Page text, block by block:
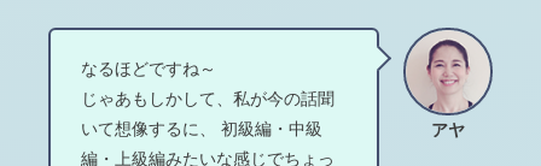
アヤ
なるほどですね～
じゃあもしかして、私が今の話聞
いて想像するに、 初級編・中級
編・上級編みたいな感じでちょっ